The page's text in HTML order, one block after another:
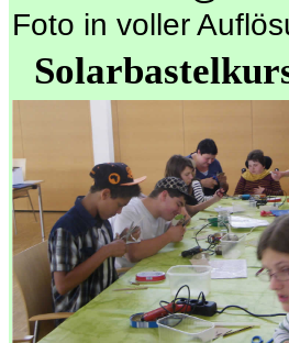
Foto in voller